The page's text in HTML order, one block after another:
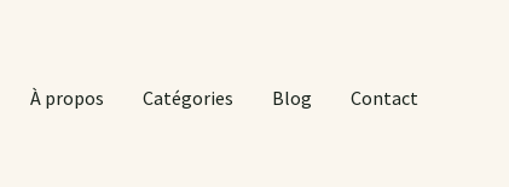
À propos Catégories Blog Contact